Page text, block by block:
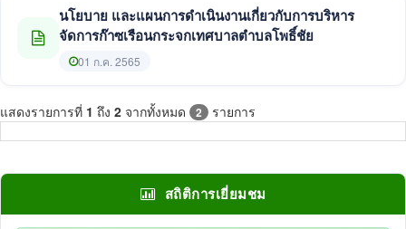
นโยบาย และแผนการดำเนินงานเกี่ยวกับการบริหาร
จัดการก๊าซเรือนกระจกเทศบาลตำบลโพธิ์ชัย
01 ก.ค. 2565
แสดงรายการที่ 1 ถึง 2 จากทั้งหมด 2 รายการ
สถิติการเยี่ยมชม